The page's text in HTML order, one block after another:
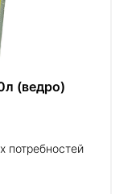
(ведро)
потребностей